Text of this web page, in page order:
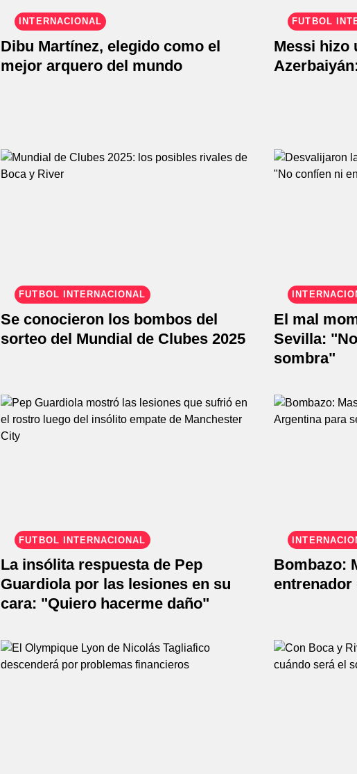
INTERNACIONAL
Dibu Martínez, elegido como el
mejor arquero del mundo
FÚTBOL
Messi hizo
FÚTBOL INTERNACIONAL
Se conocieron los bombos del
sorteo del Mundial de Clubes 2025
El mal
Sevilla:
sombra"
FÚTBOL INTERNACIONAL
La insólita respuesta de Pep
Guardiola por las lesiones en su
cara: "Quiero hacerme daño"
Bombazo:
entrenador